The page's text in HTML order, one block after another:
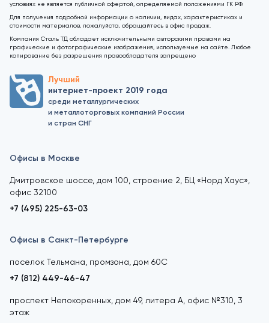
условиях не является публичной офертой, определяемой положениями ГК РФ.
Для получения подробной информации о наличии, видах, характеристиках и
стоимости материалов, пожалуйста, обращайтесь в офис продаж.
Компания Сталь ТД обладает исключительными авторскими правами на
графические и фотографические изображения, используемые на сайте. Любое
копирование без разрешения правообладателя запрещено
Лучший
интернет-проект 2019 года
среди металлургических
и металлоторговых компаний России
и стран СНГ
Офисы в Москве
Дмитровское шоссе, дом 100, строение 2, БЦ «Норд Хаус»,
офис 32100
+7 (495) 225-63-03
Офисы в Санкт-Петербурге
поселок Тельмана, промзона, дом 60С
+7 (812) 449-46-47
проспект Непокоренных, дом 49, литера А, офис №310, 3
этаж